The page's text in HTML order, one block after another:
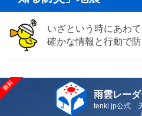
いざという時にあわ
確かな情報と行動で
雨雲レーダ
tenki.jp公式